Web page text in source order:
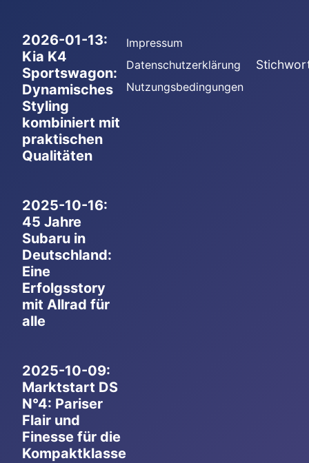
2026-01-13:
Kia K4
Sportswagon:
Dynamisches
Styling
kombiniert mit
praktischen
Qualitäten
2025-10-16:
45 Jahre
Subaru in
Deutschland:
Eine
Erfolgsstory
mit Allrad für
alle
2025-10-09:
Marktstart DS
N°4: Pariser
Flair und
Finesse für die
Kompaktklasse
Impressum
Datenschutzerklärung
Nutzungsbedingungen